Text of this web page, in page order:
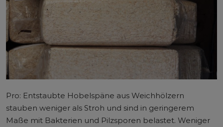
Pro: Entstaubte Hobelspäne aus Weichhölzern
stauben weniger als Stroh und sind in geringerem
Maße mit Bakterien und Pilzsporen belastet. Weniger